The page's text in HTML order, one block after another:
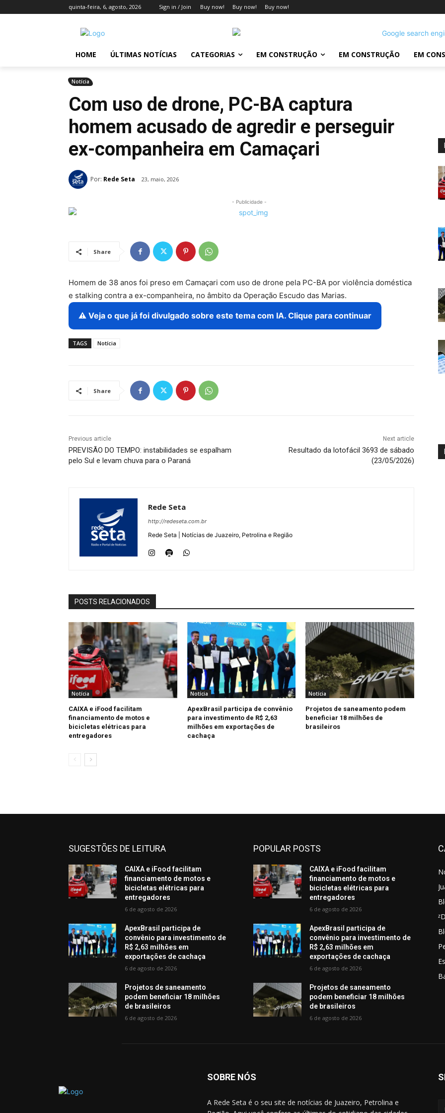
quinta-feira, 6, agosto, 2026 Sign in / Join Buy now! Buy now! Buy now!
HOME ÚLTIMAS NOTÍCIAS CATEGORIAS EM CONSTRUÇÃO EM CONSTRUÇÃO EM
Notícia
Com uso de drone, PC-BA captura
homem acusado de agredir e perseguir
ex-companheira em Camaçari
Por: Rede Seta 23, maio, 2026
- Publicidade -
Share
Homem de 38 anos foi preso em Camaçari com uso de drone pela PC-BA por violência doméstica
e stalking contra a ex-companheira, no âmbito da Operação Escudo das Marias.
⚠️ Veja o que já foi divulgado sobre este tema com IA. Clique para continuar
TAGS Notícia
Share
Previous article
PREVISÃO DO TEMPO: instabilidades se espalham
pelo Sul e levam chuva para o Paraná
Next article
Resultado da lotofácil 3693 de sábado
(23/05/2026)
Rede Seta
http://redeseta.com.br
Rede Seta | Notícias de Juazeiro, Petrolina e Região
POSTS RELACIONADOS
Notícia
CAIXA e iFood facilitam
financiamento de motos e
bicicletas elétricas para
entregadores
Notícia
ApexBrasil participa de convênio
para investimento de R$ 2,63
milhões em exportações de
cachaça
Notícia
Projetos de saneamento podem
beneficiar 18 milhões de
brasileiros
SUGESTÕES DE LEITURA
CAIXA e iFood facilitam
financiamento de motos e
bicicletas elétricas para
entregadores
6 de agosto de 2026
ApexBrasil participa de
convênio para investimento de
R$ 2,63 milhões em
exportações de cachaça
6 de agosto de 2026
Projetos de saneamento
podem beneficiar 18 milhões
de brasileiros
6 de agosto de 2026
POPULAR POSTS
CAIXA e iFood facilitam
financiamento de motos e
bicicletas elétricas para
entregadores
6 de agosto de 2026
ApexBrasil participa de
convênio para investimento de
R$ 2,63 milhões em
exportações de cachaça
6 de agosto de 2026
Projetos de saneamento
podem beneficiar 18 milhões
de brasileiros
6 de agosto de 2026
SOBRE NÓS
A Rede Seta é o seu site de notícias de Juazeiro, Petrolina e